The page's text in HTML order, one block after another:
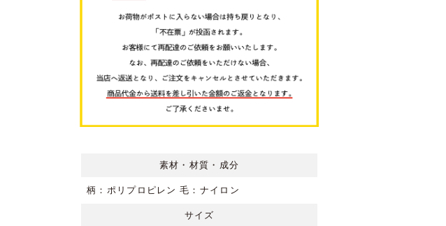
素材・材質・成分
柄：ポリプロピレン 毛：ナイロン
サイズ